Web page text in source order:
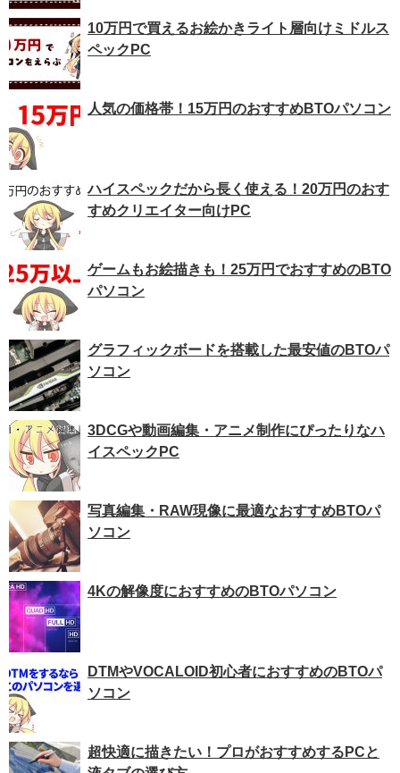
10万円で買えるお絵かきライト層向けミドルス
ペックPC
人気の価格帯！15万円のおすすめBTOパソコン
ハイスペックだから長く使える！20万円のおす
すめクリエイター向けPC
ゲームもお絵描きも！25万円でおすすめのBTO
パソコン
グラフィックボードを搭載した最安値のBTOパ
ソコン
3DCGや動画編集・アニメ制作にぴったりなハ
イスペックPC
写真編集・RAW現像に最適なおすすめBTOパ
ソコン
4Kの解像度におすすめのBTOパソコン
DTMやVOCALOID初心者におすすめのBTOパ
ソコン
超快適に描きたい！プロがおすすめするPCと